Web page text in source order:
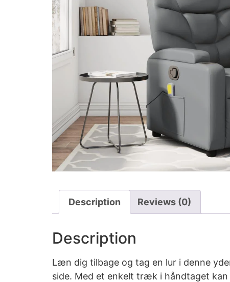
Description Reviews (0)
Description
Læn dig tilbage og tag en lur i denne
side. Med et enkelt træk i håndtaget